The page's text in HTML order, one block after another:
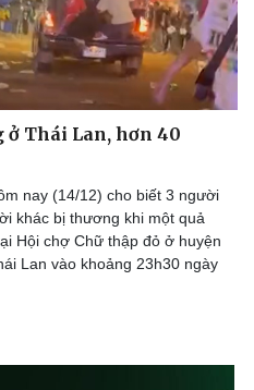
ở Thái Lan, hơn 40
nay (14/12) cho biết 3 người
khác bị thương khi một quả
Hội chợ Chữ thập đỏ ở huyện
Lan vào khoảng 23h30 ngày